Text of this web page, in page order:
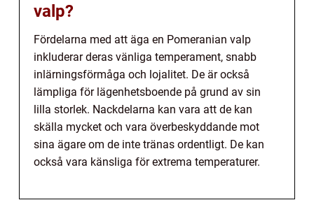
valp?
Fördelarna med att äga en Pomeranian valp
inkluderar deras vänliga temperament, snabb
inlärningsförmåga och lojalitet. De är också
lämpliga för lägenhetsboende på grund av sin
lilla storlek. Nackdelarna kan vara att de kan
skälla mycket och vara överbeskyddande mot
sina ägare om de inte tränas ordentligt. De kan
också vara känsliga för extrema temperaturer.